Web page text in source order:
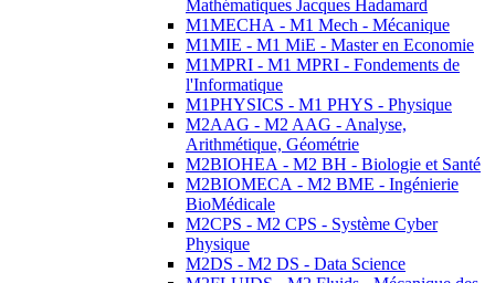
Mathématiques Jacques Hadamard
M1MECHA - M1 Mech - Mécanique
M1MIE - M1 MiE - Master en Economie
M1MPRI - M1 MPRI - Fondements de
l'Informatique
M1PHYSICS - M1 PHYS - Physique
M2AAG - M2 AAG - Analyse,
Arithmétique, Géométrie
M2BIOHEA - M2 BH - Biologie et Santé
M2BIOMECA - M2 BME - Ingénierie
BioMédicale
M2CPS - M2 CPS - Système Cyber
Physique
M2DS - M2 DS - Data Science